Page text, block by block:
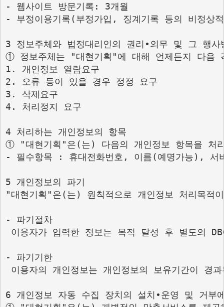
- 웹사이트 방문기록: 3개월
- 부정이용기록(부정가입, 징계기록 등의 비정
3 정보주체와 법정대리인의 권리•의무 및 그 행
① 정보주체는 "대현기획"에 대해 언제든지 다음
1. 개인정보 열람요구
2. 오류 등이 있을 경우 정정 요구
3. 삭제요구
4. 처리정지 요구
4 처리하는 개인정보의 항목
① "대현기획"은(는) 다음의 개인정보 항목을 처
- 필수항목 : 휴대전화번호, 이름(예명가능),
5 개인정보의 파기
"대현기획"은(는) 원칙적으로 개인정보 처리목
- 파기절차
이용자가 입력한 정보는 목적 달성 후 별도의
- 파기기한
이용자의 개인정보는 개인정보의 보유기간이
6 개인정보 자동 수집 장치의 설치•운영 및 거부